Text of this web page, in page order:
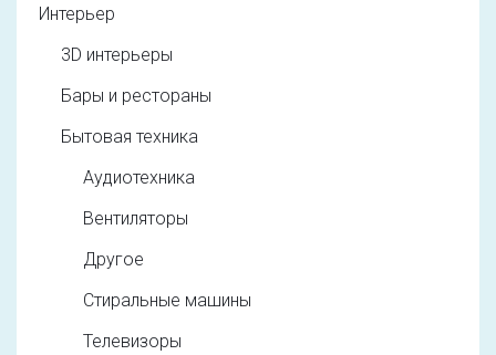
Интерьер
3D интерьеры
Бары и рестораны
Бытовая техника
Аудиотехника
Вентиляторы
Другое
Стиральные машины
Телевизоры